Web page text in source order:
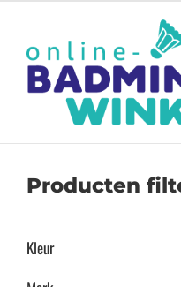
inhoud
Producten
Kleur